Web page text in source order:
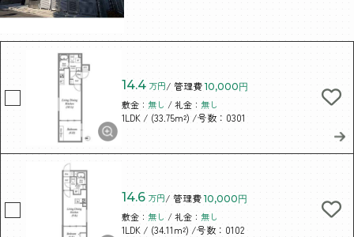
14.4 万円/ 管理費 10,000円
敷金： 無し / 礼金： 無し
1LDK / (33.75m²) /号数：0301
14.6 万円/ 管理費 10,000円
敷金： 無し / 礼金： 無し
1LDK / (34.11m²) /号数：0102